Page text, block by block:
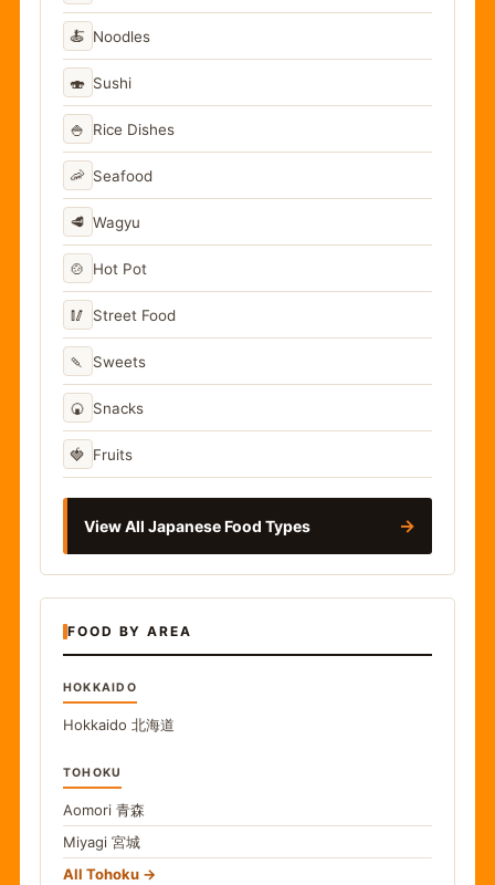
🍝 Noodles
🍣 Sushi
🍚 Rice Dishes
🦐 Seafood
🥩 Wagyu
🍲 Hot Pot
🥢 Street Food
🍡 Sweets
🍘 Snacks
🍓 Fruits
View All Japanese Food Types →
FOOD BY AREA
HOKKAIDO
Hokkaido 北海道
TOHOKU
Aomori 青森
Miyagi 宮城
All Tohoku